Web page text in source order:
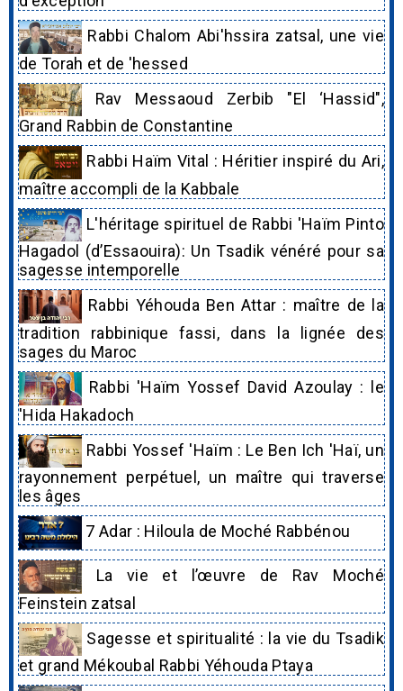
Rabbi Chalom Abi'hssira zatsal, une vie
de Torah et de 'hessed
Rav Messaoud Zerbib "El ‘Hassid",
Grand Rabbin de Constantine
Rabbi Haïm Vital : Héritier inspiré du Ari,
maître accompli de la Kabbale
L'héritage spirituel de Rabbi 'Haïm Pinto
Hagadol (d’Essaouira): Un Tsadik vénéré pour sa
sagesse intemporelle
Rabbi Yéhouda Ben Attar : maître de la
tradition rabbinique fassi, dans la lignée des
sages du Maroc
Rabbi 'Haïm Yossef David Azoulay : le
'Hida Hakadoch
Rabbi Yossef 'Haïm : Le Ben Ich 'Haï, un
rayonnement perpétuel, un maître qui traverse
les âges
7 Adar : Hiloula de Moché Rabbénou
La vie et l’œuvre de Rav Moché
Feinstein zatsal
Sagesse et spiritualité : la vie du Tsadik
et grand Mékoubal Rabbi Yéhouda Ptaya